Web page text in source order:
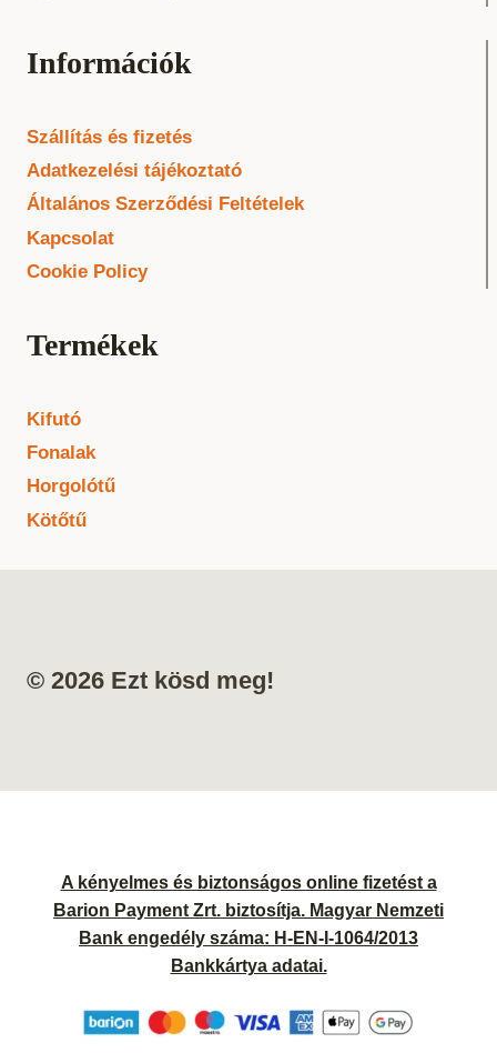
Információk
Szállítás és fizetés
Adatkezelési tájékoztató
Általános Szerződési Feltételek
Kapcsolat
Cookie Policy
Termékek
Kifutó
Fonalak
Horgolótű
Kötőtű
© 2026 Ezt kösd meg!
A kényelmes és biztonságos online fizetést a
Barion Payment Zrt. biztosítja. Magyar Nemzeti
Bank engedély száma: H-EN-I-1064/2013
Bankkártya adatai.